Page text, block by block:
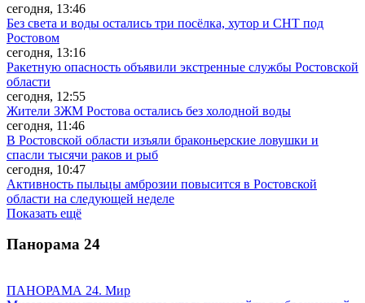
сегодня, 13:46
Без света и воды остались три посёлка, хутор и СНТ под
Ростовом
сегодня, 13:16
Ракетную опасность объявили экстренные службы Ростовской
области
сегодня, 12:55
Жители ЗЖМ Ростова остались без холодной воды
сегодня, 11:46
В Ростовской области изъяли браконьерские ловушки и
спасли тысячи раков и рыб
сегодня, 10:47
Активность пыльцы амброзии повысится в Ростовской
области на следующей неделе
Показать ещё
Панорама 24
ПАНОРАМА 24. Мир